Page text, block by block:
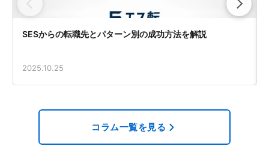
SESからの転職先とパターン別の成功方法を解説
2025.10.25
コラム一覧を見る